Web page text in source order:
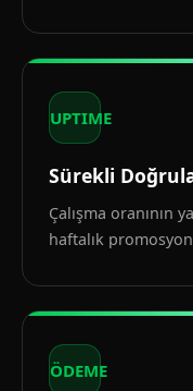
UPTIME
Sürekli
Çalışma oranının
haftalık
ÖDEME